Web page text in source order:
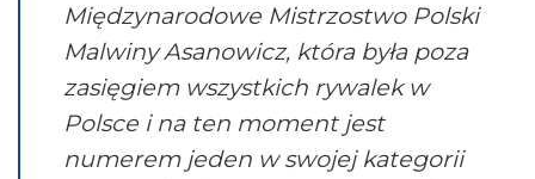
Międzynarodowe Mistrzostwo Polski
Malwiny Asanowicz, która była poza
zasięgiem wszystkich rywalek w
Polsce i na ten moment jest
numerem jeden w swojej kategorii